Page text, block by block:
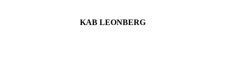
KAB LEONBERG